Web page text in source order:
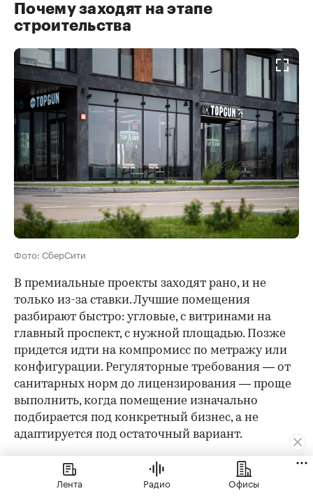
Почему заходят на этапе
строительства
Фото: СберСити
В премиальные проекты заходят рано, и не
только из-за ставки. Лучшие помещения
разбирают быстро: угловые, с витринами на
главный проспект, с нужной площадью. Позже
придется идти на компромисс по метражу или
конфигурации. Регуляторные требования — от
санитарных норм до лицензирования — проще
выполнить, когда помещение изначально
подбирается под конкретный бизнес, а не
адаптируется под остаточный вариант.
Три первых крупных арендатора, которые уже
подтвердили свое присутствие в «СберСити», —
Лента Радио Офисы